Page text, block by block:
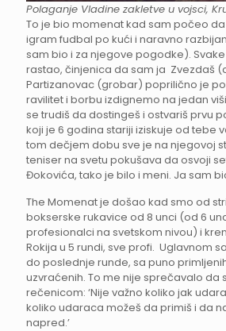
Polaganje Vladine zakletve u vojsci,
To je bio momenat kad sam počeo
igram fudbal po kući i naravno
sam bio i za njegove pogodke).
rastao, činjenica da sam ja Zvezdaš
Partizanovac (grobar) poprilično je
ravilitet i borbu izdignemo na jedan
se trudiš da dostingeš i ostvariš prvu
koji je 6 godina stariji iziskuje od tebe
tom dečjem dobu sve je na njegovoj
teniser na svetu pokušava da osvoji
Đokovića, tako je bilo i meni. Ja sam
The Momenat je došao kad smo od
bokserske rukavice od 8 unci (od 6
profesionalci na svetskom nivou) i
Rokija u 5 rundi, sve profi. Uglavnom
do poslednje runde, sa puno
uzvraćenih. To me nije sprečavalo da
rečenicom: ‘Nije važno koliko jak
koliko udaraca možeš da primiš i da
napred.’